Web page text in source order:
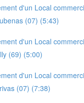
d'un Local
(07) (5:43)
d'un Local
(69) (5:00)
d'un Local
(07) (7:38)